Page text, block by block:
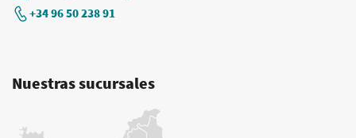
+34 96 50 238 91
Nuestras sucursales